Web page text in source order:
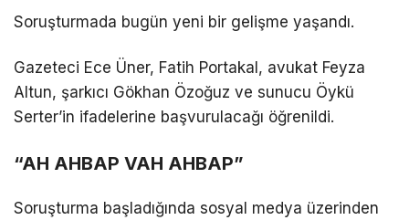
Soruşturmada bugün yeni bir gelişme yaşandı.
Gazeteci Ece Üner, Fatih Portakal, avukat Feyza
Altun, şarkıcı Gökhan Özoğuz ve sunucu Öykü
Serter’in ifadelerine başvurulacağı öğrenildi.
“AH AHBAP VAH AHBAP”
Soruşturma başladığında sosyal medya üzerinden